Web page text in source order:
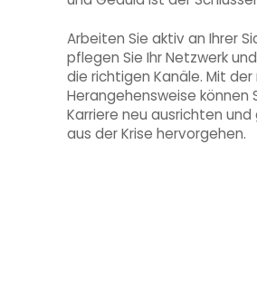
Arbeiten Sie aktiv an Ihrer
pflegen Sie Ihr Netzwerk
die richtigen Kanäle. Mit
Herangehensweise können
Karriere neu ausrichten
aus der Krise hervorgehen.